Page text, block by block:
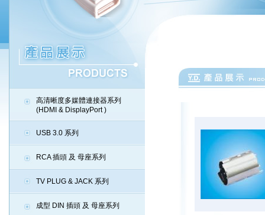
高清晰度多媒體連接器系列
(HDMI & DisplayPort )
USB 3.0 系列
RCA 插頭 及 母座系列
TV PLUG & JACK 系列
成型 DIN 插頭 及 母座系列